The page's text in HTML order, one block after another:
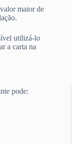
maior de
utilizá-lo
a carta na
pode: